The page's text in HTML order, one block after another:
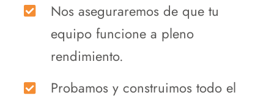
Nos aseguraremos de que tu
equipo funcione a pleno
rendimiento.
Probamos y construimos todo el